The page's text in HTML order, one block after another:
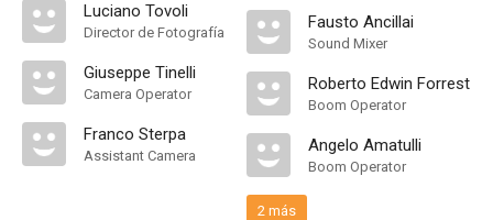
Luciano Tovoli
Director de Fotografía
Giuseppe Tinelli
Camera Operator
Franco Sterpa
Assistant Camera
Fausto Ancillai
Sound Mixer
Roberto Edwin Forrest
Boom Operator
Angelo Amatulli
Boom Operator
2 más